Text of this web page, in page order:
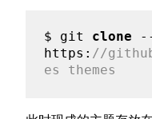
$ git clone
https: //
es themes